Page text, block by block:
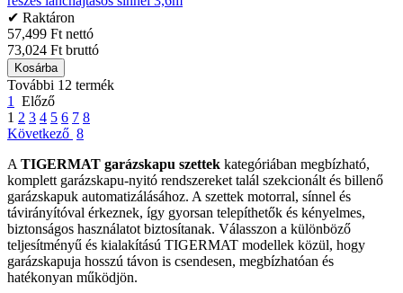
✔ Raktáron
57,499 Ft nettó
73,024 Ft bruttó
Kosárba
További 12 termék
1
Előző
1 2 3 4 5 6 7 8
Következő 8
A TIGERMAT garázskapu szettek kategóriában megbízható,
komplett garázskapu-nyitó rendszereket talál szekcionált és billenő
garázskapuk automatizálásához. A szettek motorral, sínnel és
távirányítóval érkeznek, így gyorsan telepíthetők és kényelmes,
biztonságos használatot biztosítanak. Válasszon a különböző
teljesítményű és kialakítású TIGERMAT modellek közül, hogy
garázskapuja hosszú távon is csendesen, megbízhatóan és
hatékonyan működjön.